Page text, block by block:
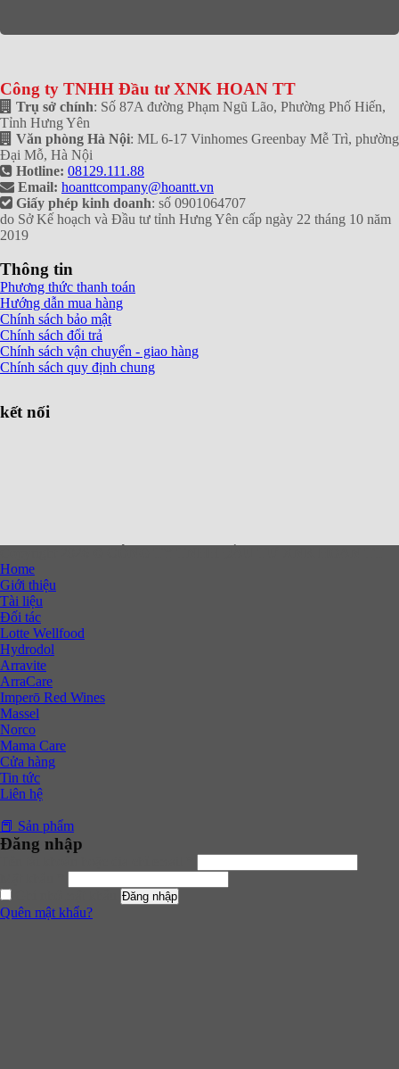
Công ty TNHH Đầu tư XNK HOAN TT
Trụ sở chính: Số 87A đường Phạm Ngũ Lão, Phường Phố Hiến,
Tỉnh Hưng Yên
Văn phòng Hà Nội: ML 6-17 Vinhomes Greenbay Mễ Trì, phường
Đại Mỗ, Hà Nội
Hotline: 08129.111.88
Email: hoanttcompany@hoantt.vn
Giấy phép kinh doanh: số 0901064707
do Sở Kế hoạch và Đầu tư tỉnh Hưng Yên cấp ngày 22 tháng 10 năm
2019
Thông tin
Phương thức thanh toán
Hướng dẫn mua hàng
Chính sách bảo mật
Chính sách đổi trả
Chính sách vận chuyển - giao hàng
Chính sách quy định chung
kết nối
Home
Giới thiệu
Tài liệu
Đối tác
Lotte Wellfood
Hydrodol
Arravite
ArraCare
Imperō Red Wines
Massel
Norco
Mama Care
Cửa hàng
Tin tức
Liên hệ
📕 Sản phẩm
Đăng nhập
Đăng nhập
Quên mật khẩu?